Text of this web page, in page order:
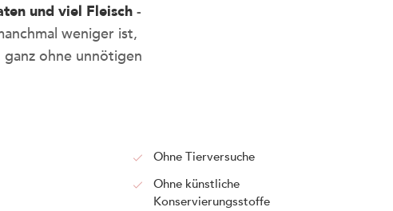
stressfrei und
und viel Fleisch-
weniger ist,
ohne unnötigen
Ohne Tierversuche
Ohne künstliche
Konservierungsstoffe